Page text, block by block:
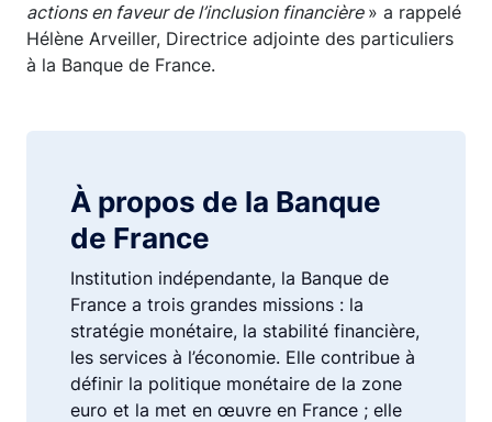
actions en faveur de l’inclusion financière » a rappelé
Hélène Arveiller, Directrice adjointe des particuliers
à la Banque de France.
À propos de la Banque
de France
Institution indépendante, la Banque de
France a trois grandes missions : la
stratégie monétaire, la stabilité financière,
les services à l’économie. Elle contribue à
définir la politique monétaire de la zone
euro et la met en œuvre en France ; elle